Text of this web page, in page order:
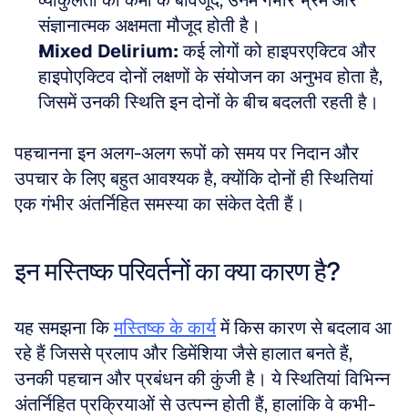
संज्ञानात्मक अक्षमता मौजूद होती है।
Mixed Delirium: कई लोगों को हाइपरएक्टिव और
हाइपोएक्टिव दोनों लक्षणों के संयोजन का अनुभव होता है,
जिसमें उनकी स्थिति इन दोनों के बीच बदलती रहती है।
पहचानना इन अलग-अलग रूपों को समय पर निदान और
उपचार के लिए बहुत आवश्यक है, क्योंकि दोनों ही स्थितियां
एक गंभीर अंतर्निहित समस्या का संकेत देती हैं।
इन मस्तिष्क परिवर्तनों का क्या कारण है?
यह समझना कि मस्तिष्क के कार्य में किस कारण से बदलाव आ
रहे हैं जिससे प्रलाप और डिमेंशिया जैसे हालात बनते हैं,
उनकी पहचान और प्रबंधन की कुंजी है। ये स्थितियां विभिन्न
अंतर्निहित प्रक्रियाओं से उत्पन्न होती हैं, हालांकि वे कभी-